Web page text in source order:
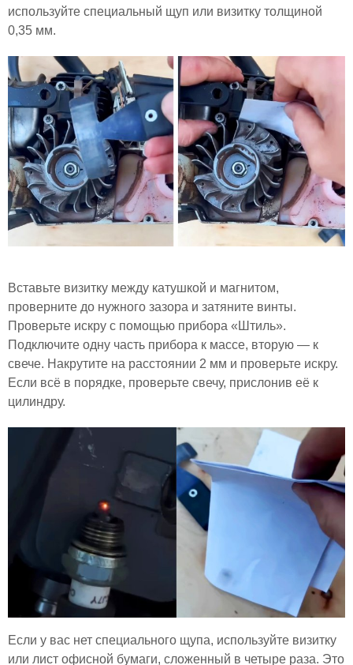
используйте специальный щуп или визитку толщиной
0,35 мм.
Вставьте визитку между катушкой и магнитом,
проверните до нужного зазора и затяните винты.
Проверьте искру с помощью прибора «Штиль».
Подключите одну часть прибора к массе, вторую — к
свече. Накрутите на расстоянии 2 мм и проверьте искру.
Если всё в порядке, проверьте свечу, прислонив её к
цилиндру.
Если у вас нет специального щупа, используйте визитку
или лист офисной бумаги, сложенный в четыре раза. Это